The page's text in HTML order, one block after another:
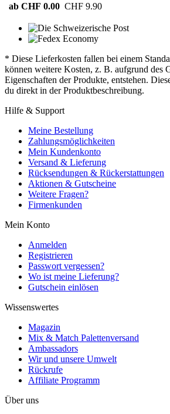
ab CHF 0.00 CHF 9.90
* Diese Lieferkosten fallen bei einem
können weitere Kosten, z. B. aufgrund des
Eigenschaften der Produkte, entstehen.
du direkt in der Produktbeschreibung.
Hilfe & Support
Meine Bestellung
Zahlungsmöglichkeiten
Mein Kundenkonto
Versand & Lieferung
Rücksendungen & Rückerstattungen
Aktionen & Gutscheine
Weitere Fragen?
Firmenkunden
Mein Konto
Anmelden
Registrieren
Passwort vergessen?
Wo ist meine Lieferung?
Gutschein einlösen
Wissenswertes
Magazin
Mix & Match Palettenversand
Ambassadors
Wir und unsere Umwelt
Rückrufe
Affiliate Programm
Über uns